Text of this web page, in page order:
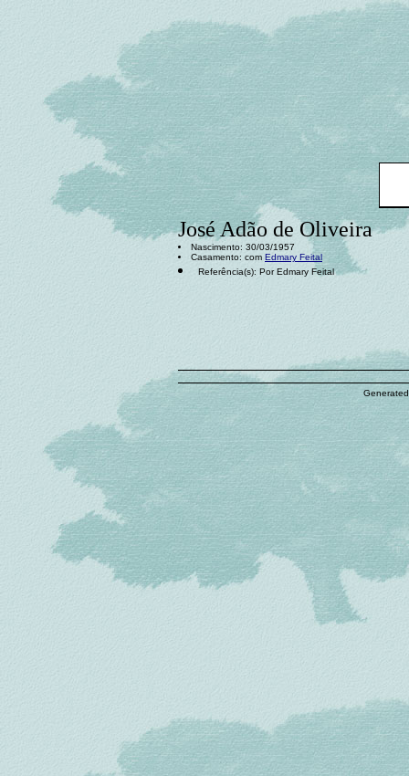
José Adão de Oliveira
Nascimento: 30/03/1957
Casamento: com Edmary Feital
Referência(s): Por Edmary Feital